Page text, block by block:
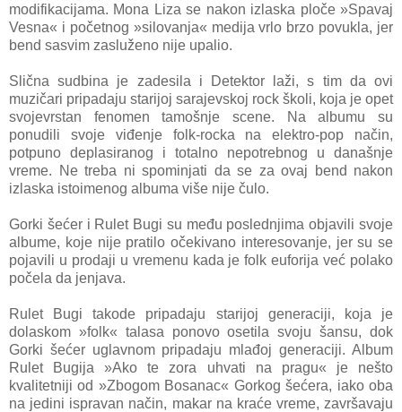
modifikacijama. Mona Liza se nakon izlaska ploče »Spavaj
Vesna« i početnog »silovanja« medija vrlo brzo povukla, jer
bend sasvim zasluženo nije upalio.
Slična sudbina je zadesila i Detektor laži, s tim da ovi
muzičari pripadaju starijoj sarajevskoj rock školi, koja je opet
svojevrstan fenomen tamošnje scene. Na albumu su
ponudili svoje viđenje folk-rocka na elektro-pop način,
potpuno deplasiranog i totalno nepotrebnog u današnje
vreme. Ne treba ni spominjati da se za ovaj bend nakon
izlaska istoimenog albuma više nije čulo.
Gorki šećer i Rulet Bugi su među poslednjima objavili svoje
albume, koje nije pratilo očekivano interesovanje, jer su se
pojavili u prodaji u vremenu kada je folk euforija već polako
počela da jenjava.
Rulet Bugi takode pripadaju starijoj generaciji, koja je
dolaskom »folk« talasa ponovo osetila svoju šansu, dok
Gorki šećer uglavnom pripadaju mlađoj generaciji. Album
Rulet Bugija »Ako te zora uhvati na pragu« je nešto
kvalitetniji od »Zbogom Bosanac« Gorkog šećera, iako oba
na jedini ispravan način, makar na kraće vreme, završavaju